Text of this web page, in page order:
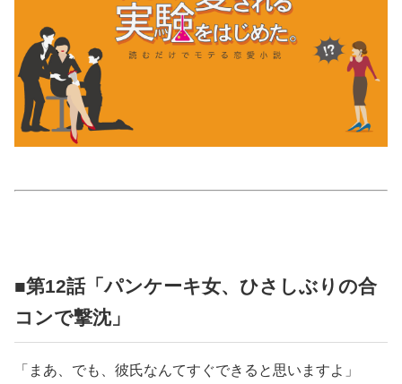
グルメ
トラベル
カルチャー/エンタメ
■第12話「パンケーキ女、ひさしぶりの合
コンで撃沈」
「まあ、でも、彼氏なんてすぐできると思いますよ」